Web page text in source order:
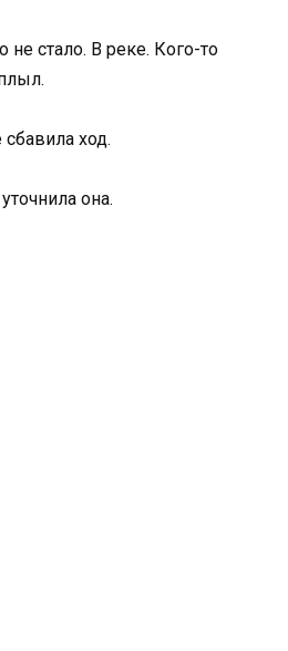
стало. В реке. Кого-то
ход.
она.